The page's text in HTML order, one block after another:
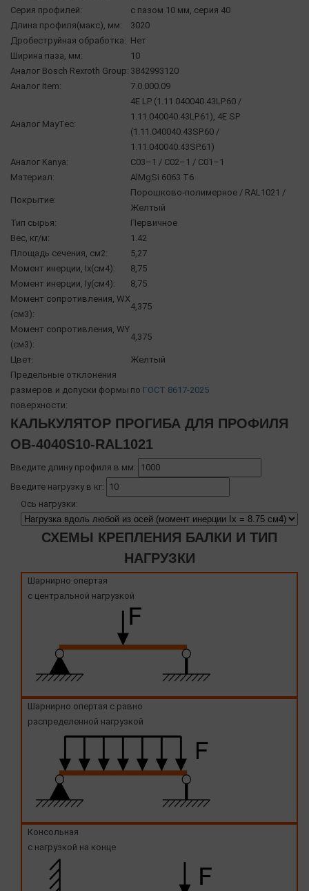
Серия профилей:
с пазом 10 мм, серия 40
Длина профиля(макс), мм:
3020
Дробеструйная обработка: Нет
Ширина паза, мм:
10
Аналог Bosch Rexroth Group: 3842993120
Аналог Item:
7.0.000.09
Аналог MayTec:
4E LP (1.11.040040.43LP.60 /
1.11.040040.43LP.61), 4E SP
(1.11.040040.43SP.60 /
1.11.040040.43SP.61)
Аналог Kanya:
C03–1 / C02–1 / С01–1
Материал:
AlMgSi 6063 Т6
Покрытие:
Порошково-полимерное / RAL1021 /
Желтый
Тип сырья:
Первичное
Вес, кг/м:
1.42
Площадь сечения, см2:
5,27
Момент инерции, Ix(см4):
8,75
Момент инерции, Iy(см4):
8,75
Момент сопротивления, WX
(см3):
4,375
Момент сопротивления, WY
(см3):
4,375
Цвет:
Желтый
Предельные отклонения
размеров и допуски формы
поверхности:
по ГОСТ 8617-2025
КАЛЬКУЛЯТОР ПРОГИБА ДЛЯ ПРОФИЛЯ
OB-4040S10-RAL1021
Введите длину профиля в мм:
Введите нагрузку в кг:
Ось нагрузки:
СХЕМЫ КРЕПЛЕНИЯ БАЛКИ И ТИП
НАГРУЗКИ
Шарнирно опертая
с центральной нагрузкой
Шарнирно опертая с равно
распределенной нагрузкой
Консольная
с нагрузкой на конце